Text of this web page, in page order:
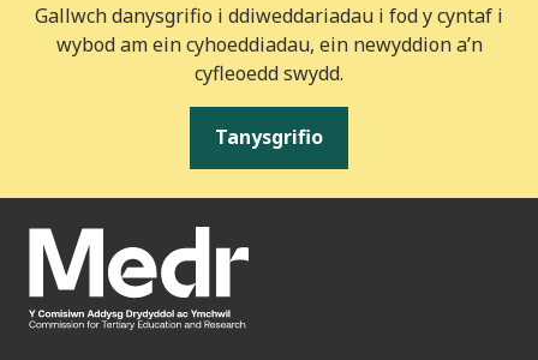
Gallwch danysgrifio i ddiweddariadau i fod y cyntaf i
wybod am ein cyhoeddiadau, ein newyddion a’n
cyfleoedd swydd.
Tanysgrifio